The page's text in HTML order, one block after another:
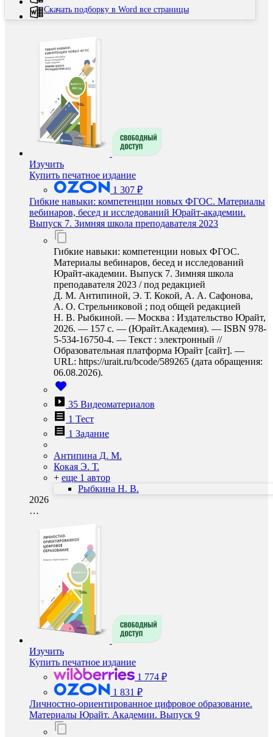
Скачать подборку в Word все страницы
Изучить
Купить печатное издание
1 307 ₽
Гибкие навыки: компетенции новых ФГОС. Материалы
вебинаров, бесед и исследований Юрайт-академии.
Выпуск 7. Зимняя школа преподавателя 2023
Гибкие навыки: компетенции новых ФГОС.
Материалы вебинаров, бесед и исследований
Юрайт-академии. Выпуск 7. Зимняя школа
преподавателя 2023 / под редакцией
Д. М. Антипиной, Э. Т. Кокой, А. А. Сафонова,
А. О. Стрельниковой ; под общей редакцией
Н. В. Рыбкиной. — Москва : Издательство Юрайт,
2026. — 157 с. — (Юрайт.Академия). — ISBN 978-
5-534-16750-4. — Текст : электронный //
Образовательная платформа Юрайт [сайт]. —
URL: https://urait.ru/bcode/589265 (дата обращения:
06.08.2026).
35 Видеоматериалов
1 Тест
1 Задание
Антипина Д. М.
Кокая Э. Т.
+ еще 1 автор
Рыбкина Н. В.
2026
…
Изучить
Купить печатное издание
1 774 ₽
1 831 ₽
Личностно-ориентированное цифровое образование.
Материалы Юрайт. Академии. Выпуск 9